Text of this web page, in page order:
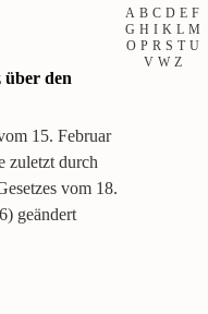
A B C D E F
G H I K L M
O P R S T U
V W Z
über den
15. Februar
zuletzt durch
vom 18.
geändert